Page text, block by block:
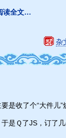
读全文…
杂
是收了个“大件儿”
是Ｑ了JS，订了